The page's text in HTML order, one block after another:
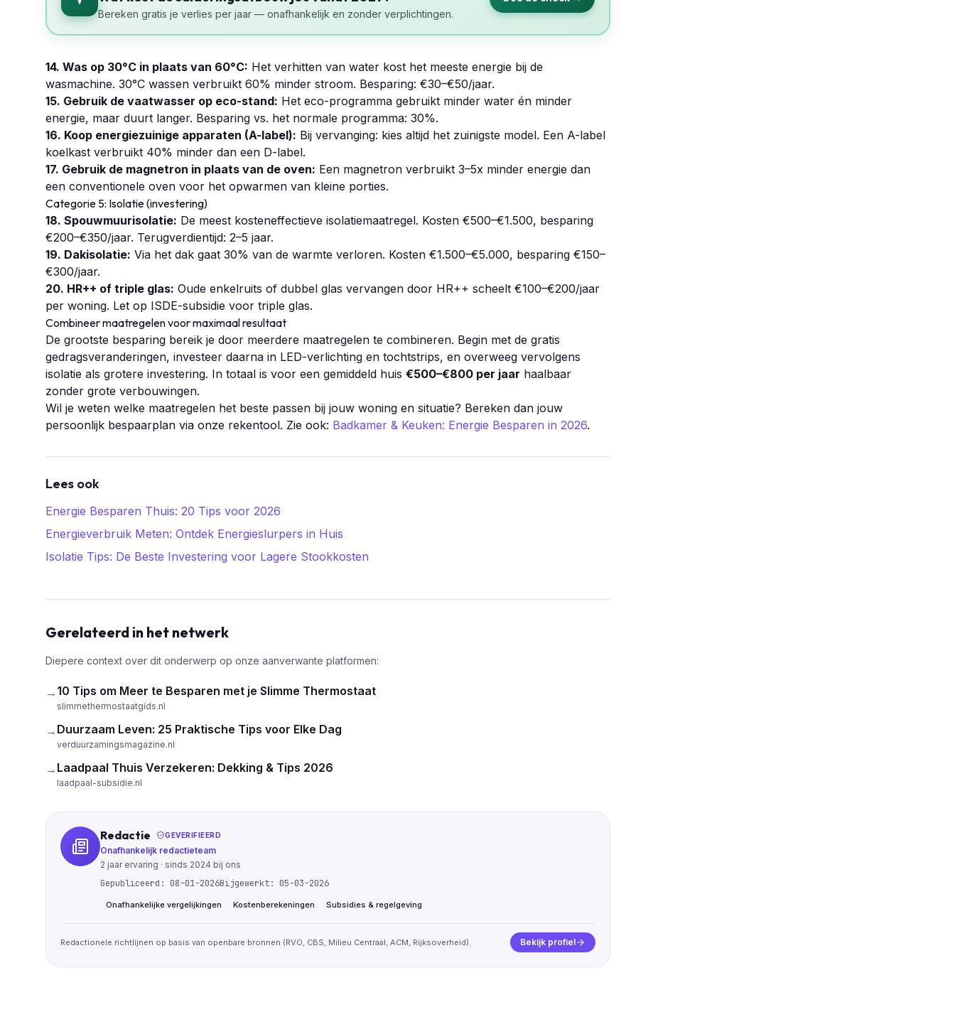
Bereken gratis je verlies per jaar — onafhankelijk en zonder verplichtingen.
14. Was op 30°C in plaats van 60°C: Het verhitten van water kost het meeste energie bij de
wasmachine. 30°C wassen verbruikt 60% minder stroom. Besparing: €30–€50/jaar.
15. Gebruik de vaatwasser op eco-stand: Het eco-programma gebruikt minder water én minder
energie, maar duurt langer. Besparing vs. het normale programma: 30%.
16. Koop energiezuinige apparaten (A-label): Bij vervanging: kies altijd het zuinigste model. Een A-label
koelkast verbruikt 40% minder dan een D-label.
17. Gebruik de magnetron in plaats van de oven: Een magnetron verbruikt 3–5x minder energie dan
een conventionele oven voor het opwarmen van kleine porties.
Categorie 5: Isolatie (investering)
18. Spouwmuurisolatie: De meest kosteneffectieve isolatiemaatregel. Kosten €500–€1.500, besparing
€200–€350/jaar. Terugverdientijd: 2–5 jaar.
19. Dakisolatie: Via het dak gaat 30% van de warmte verloren. Kosten €1.500–€5.000, besparing €150–
€300/jaar.
20. HR++ of triple glas: Oude enkelruits of dubbel glas vervangen door HR++ scheelt €100–€200/jaar
per woning. Let op ISDE-subsidie voor triple glas.
Combineer maatregelen voor maximaal resultaat
De grootste besparing bereik je door meerdere maatregelen te combineren. Begin met de gratis
gedragsveranderingen, investeer daarna in LED-verlichting en tochtstrips, en overweeg vervolgens
isolatie als grotere investering. In totaal is voor een gemiddeld huis €500–€800 per jaar haalbaar
zonder grote verbouwingen.
Wil je weten welke maatregelen het beste passen bij jouw woning en situatie? Bereken dan jouw
persoonlijk bespaarplan via onze rekentool. Zie ook: Badkamer & Keuken: Energie Besparen in 2026.
Lees ook
Energie Besparen Thuis: 20 Tips voor 2026
Energieverbruik Meten: Ontdek Energieslurpers in Huis
Isolatie Tips: De Beste Investering voor Lagere Stookkosten
Gerelateerd in het netwerk
Diepere context over dit onderwerp op onze aanverwante platformen:
→ 10 Tips om Meer te Besparen met je Slimme Thermostaat
slimmethermostaatgids.nl
→ Duurzaam Leven: 25 Praktische Tips voor Elke Dag
verduurzamingsmagazine.nl
→ Laadpaal Thuis Verzekeren: Dekking & Tips 2026
laadpaal-subsidie.nl
Redactie GEVERIFIEERD
Onafhankelijk redactieteam
2 jaar ervaring · sinds 2024 bij ons
Gepubliceerd: 08-01-2026Bijgewerkt: 05-03-2026
Onafhankelijke vergelijkingen Kostenberekeningen Subsidies & regelgeving
Redactionele richtlijnen op basis van openbare bronnen (RVO, CBS, Milieu Centraal, ACM, Rijksoverheid). Bekijk profiel